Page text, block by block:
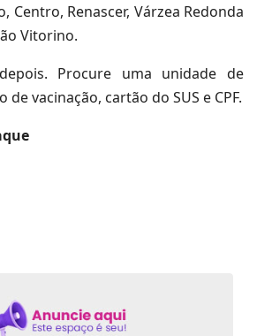
Centro, Renascer, Várzea Redonda
Vitorino.
Procure uma unidade de
de vacinação, cartão do SUS e CPF.